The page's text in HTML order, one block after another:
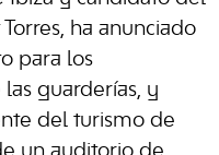
ha anunciado
para los
guarderías, y
del turismo de